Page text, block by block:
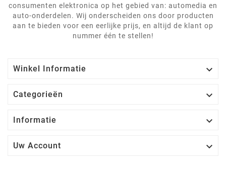
consumenten elektronica op het gebied van: automedia en
auto-onderdelen. Wij onderscheiden ons door producten
aan te bieden voor een eerlijke prijs, en altijd de klant op
nummer één te stellen!
Winkel Informatie 
Categorieën 
Informatie 
Uw Account 